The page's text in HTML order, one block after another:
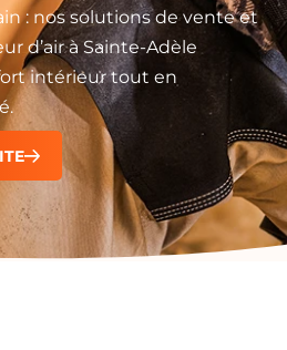
: nos solutions de vente et
d’air à Sainte-Adèle
intérieur tout en